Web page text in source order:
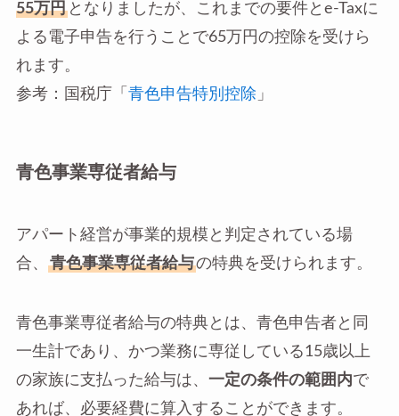
55万円となりましたが、これまでの要件とe-Taxに
よる電子申告を行うことで65万円の控除を受けら
れます。
参考：国税庁「 青色申告特別控除 」
青色事業専従者給与
アパート経営が事業的規模と判定されている場
合、
青色事業専従者給与の特典を受けられます。
青色事業専従者給与の特典とは、青色申告者と同
一生計であり、かつ業務に専従している15歳以上
の家族に支払った給与は、 一定の条件の範囲内 で
あれば、必要経費に算入することができます。